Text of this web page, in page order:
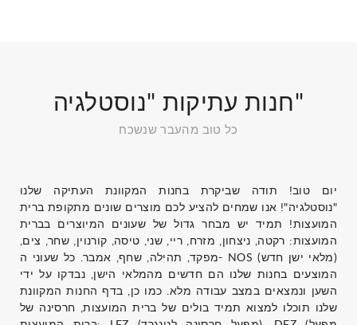
חנות עתיקות "נוסטלגיה"
כל טוב מהעבר שנשכח
יום טוב! תודה שביקרת בחנות המקוונת העתיקה שלנו
"נוסטלגיה"! אנו שמחים להציע לכם מוצרים שונים מתקופת ברית
המועצות! תמיד יש מבחר גדול של שעונים המיוצרים בברית
המועצות: רקטה, ניצחון, מזרח, ריי, שני, טיסה, קורנוין, שחר, צים,
מפקד, תהילה, שחף, אמבר. כל שעוני ה- NOS (מלאי ישן חדש)
המוצעים בחנות שלנו הם חדשים מהמלאי הישן, נבדקו על ידי
השען ונמצאים במצב עבודה מלא. כמו כן, בדף החנות המקוונת
שלנו תוכלו למצוא תמיד בולים של ברית המועצות, חרסינה של